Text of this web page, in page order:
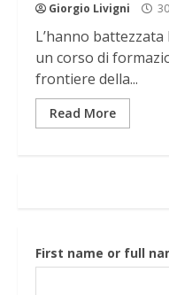
Giorgio Livigni
L’hanno battezzata
un corso di
frontiere della...
Read More
First name or full